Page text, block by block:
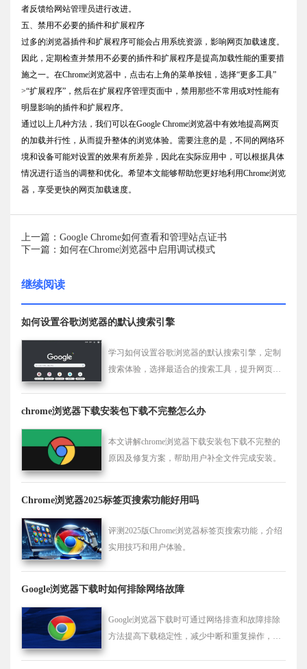
者反馈给网站管理员进行改进。
五、禁用不必要的插件和扩展程序
过多的浏览器插件和扩展程序可能会占用系统资源，影响网页加载速度。
因此，定期检查并禁用不必要的插件和扩展程序是提高加载性能的重要措
施之一。在Chrome浏览器中，点击右上角的菜单按钮，选择“更多工具”
>“扩展程序”，然后在扩展程序管理页面中，禁用那些不常用或对性能有
明显影响的插件和扩展程序。
通过以上几种方法，我们可以在Google Chrome浏览器中有效地提高网页
的加载并行性，从而提升整体的浏览体验。需要注意的是，不同的网络环
境和设备可能对设置的效果有所差异，因此在实际应用中，可以根据具体
情况进行适当的调整和优化。希望本文能够帮助您更好地利用Chrome浏览
器，享受更快的网页加载速度。
上一篇：Google Chrome如何查看和管理站点证书
下一篇：如何在Chrome浏览器中启用调试模式
继续阅读
如何设置谷歌浏览器的默认搜索引擎
学习如何设置谷歌浏览器的默认搜索引擎，定制
搜索体验，选择最适合的搜索工具，提升网页搜
chrome浏览器下载安装包下载不完整怎么办
本文讲解chrome浏览器下载安装包下载不完整的
原因及修复方案，帮助用户补全文件完成安装。
Chrome浏览器2025标签页搜索功能好用吗
评测2025版Chrome浏览器标签页搜索功能，介绍
实用技巧和用户体验。
Google浏览器下载时如何排除网络故障
Google浏览器下载时可通过网络排查和故障排除
方法提高下载稳定性，减少中断和重复操作，保